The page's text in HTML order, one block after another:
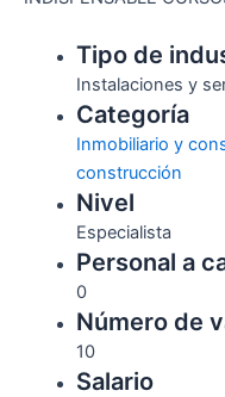
Tipo de
Instalaciones y
Categoría
Inmobiliario y
construcción
Nivel
Especialista
Personal a
0
Número de
10
Salario